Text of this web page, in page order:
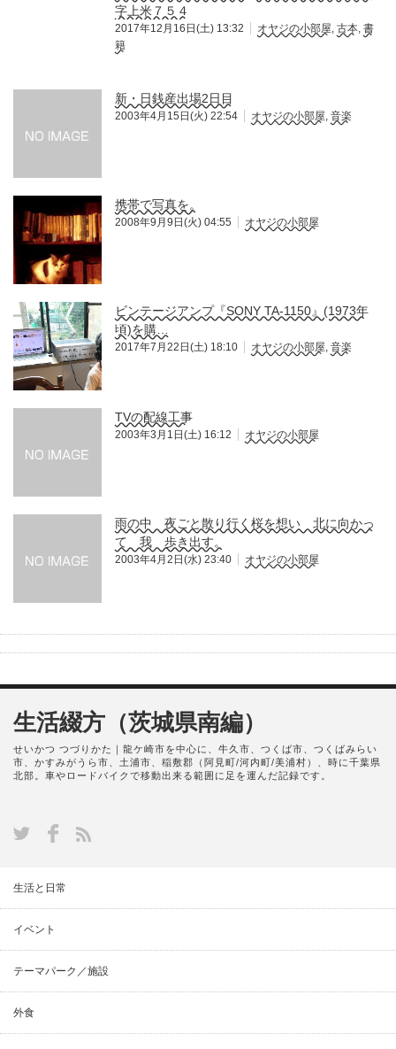
字上米７５４
2017年12月16日(土) 13:32 オヤジの小部屋, 古本, 書
籍
新・日銭産出場2日目
2003年4月15日(火) 22:54 オヤジの小部屋, 音楽
携帯で写真を。
2008年9月9日(火) 04:55 オヤジの小部屋
ビンテージアンプ『SONY TA-1150』(1973年
頃)を購…
2017年7月22日(土) 18:10 オヤジの小部屋, 音楽
TVの配線工事
2003年3月1日(土) 16:12 オヤジの小部屋
雨の中 夜ごと散り行く桜を想い 北に向かっ
て 我 歩き出す。
2003年4月2日(水) 23:40 オヤジの小部屋
生活綴方（茨城県南編）
せいかつ つづりかた｜龍ケ崎市を中心に、牛久市、つくば市、つくばみらい
市、かすみがうら市、土浦市、稲敷郡（阿見町/河内町/美浦村）、時に千葉県
北部。車やロードバイクで移動出来る範囲に足を運んだ記録です。
生活と日常
イベント
テーマパーク／施設
外食